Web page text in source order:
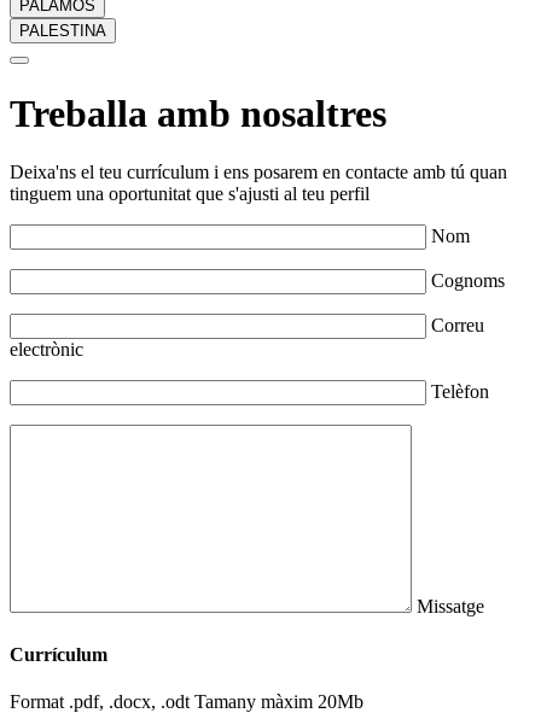
PALAMÓS
PALESTINA
Treballa amb nosaltres
Deixa'ns el teu currículum i ens posarem en contacte amb tú quan
tinguem una oportunitat que s'ajusti al teu perfil
Nom
Cognoms
Correu
electrònic
Telèfon
Missatge
Currículum
Format .pdf, .docx, .odt Tamany màxim 20Mb